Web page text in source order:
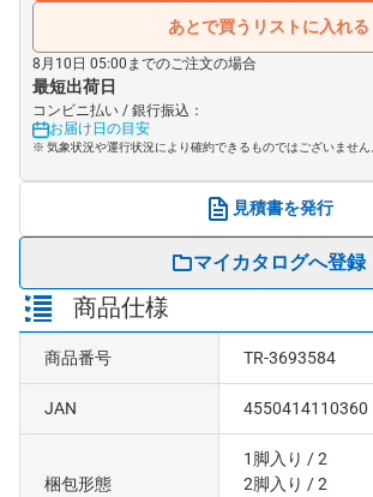
あとで買うリストに入れる
8月10日 05:00までのご注文の場合
最短出荷日
コンビニ払い / 銀行振込：
お届け日の目安
※ 気象状況や運行状況により確約できるものではございません
見積書を発行
マイカタログへ登録
商品仕様
商品番号 TR-3693584
JAN 4550414110360
梱包形態
1脚入り / 2
2脚入り / 2